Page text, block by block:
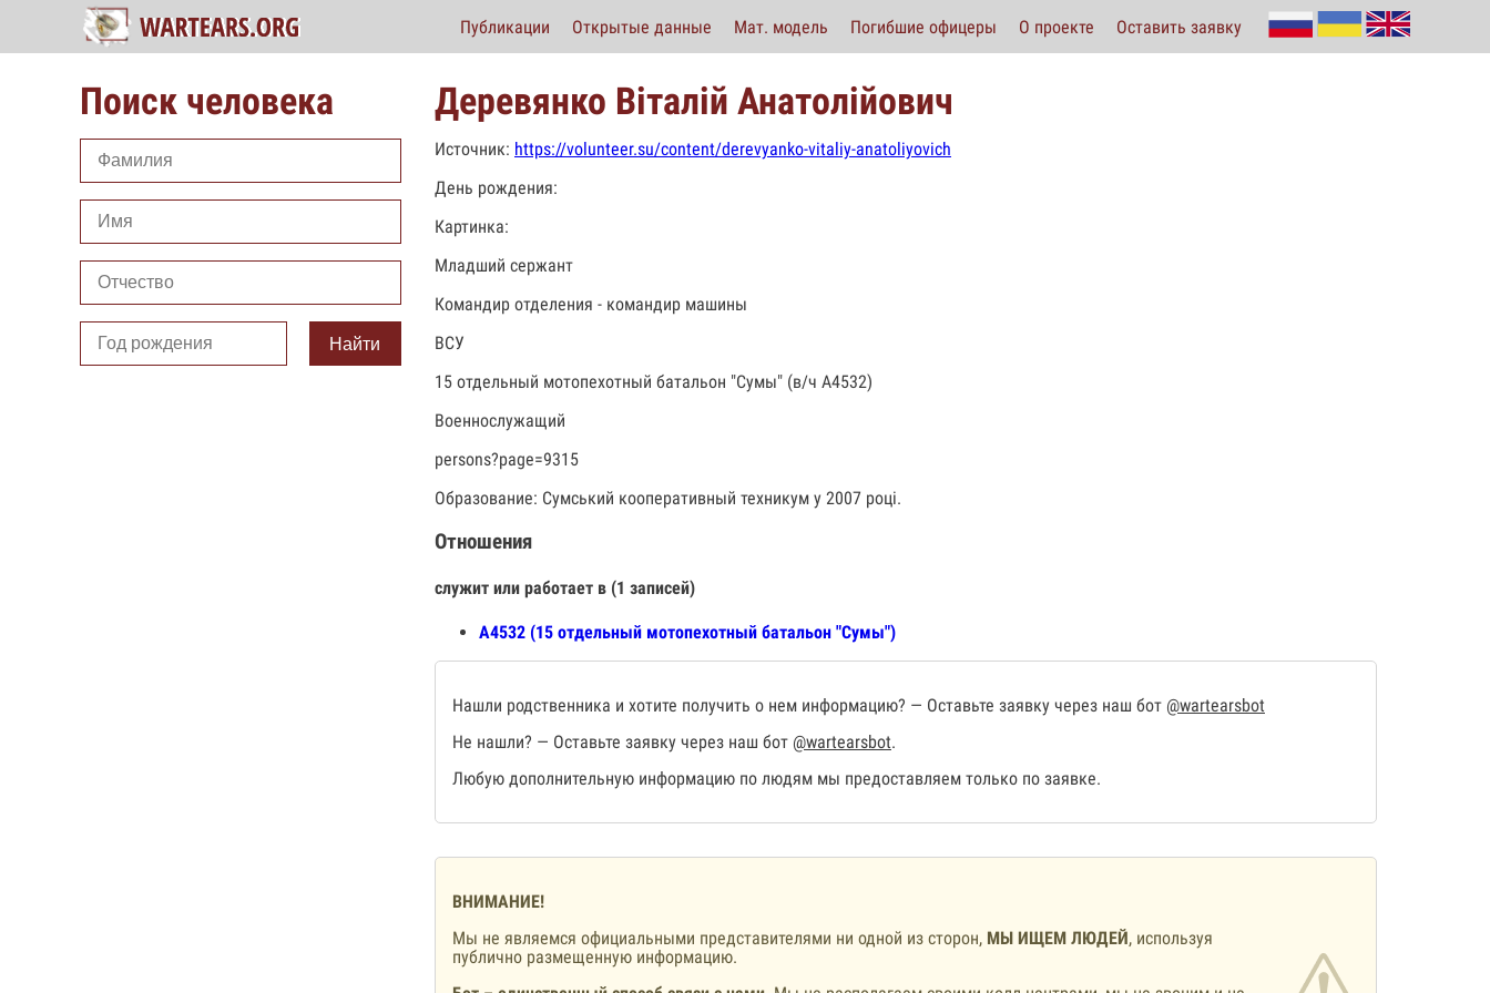
Публикации Открытые данные Мат. модель Погибшие офицеры О проекте Оставить заявку
Поиск человека
Найти
Деревянко Віталій Анатолійович
Источник: https://volunteer.su/content/derevyanko-vitaliy-anatoliyovich
День рождения:
Картинка:
Младший сержант
Командир отделения - командир машины
ВСУ
15 отдельный мотопехотный батальон "Сумы" (в/ч А4532)
Военнослужащий
persons?page=9315
Образование: Сумський кооперативный техникум у 2007 році.
Отношения
служит или работает в (1 записей)
А4532 (15 отдельный мотопехотный батальон "Сумы")
Нашли родственника и хотите получить о нем информацию? — Оставьте заявку через наш бот @wartearsbot
Не нашли? — Оставьте заявку через наш бот @wartearsbot.
Любую дополнительную информацию по людям мы предоставляем только по заявке.
ВНИМАНИЕ!
Мы не являемся официальными представителями ни одной из сторон, МЫ ИЩЕМ ЛЮДЕЙ, используя
публично размещенную информацию.